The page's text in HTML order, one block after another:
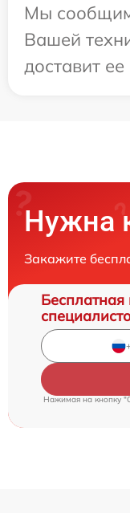
Мы
Вашей
доставит
Нужна
Закажите
Бесплатная
Нажимая на кнопку